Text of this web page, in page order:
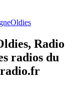
Oldies
Radio
radios du
radio.fr